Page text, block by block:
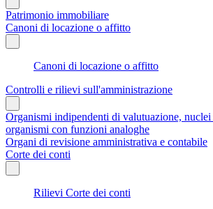
Patrimonio immobiliare
Canoni di locazione o affitto
Canoni di locazione o affitto
Controlli e rilievi sull'amministrazione
Organismi indipendenti di valutuazione,
organismi con funzioni analoghe
Organi di revisione amministrativa e contabile
Corte dei conti
Rilievi Corte dei conti